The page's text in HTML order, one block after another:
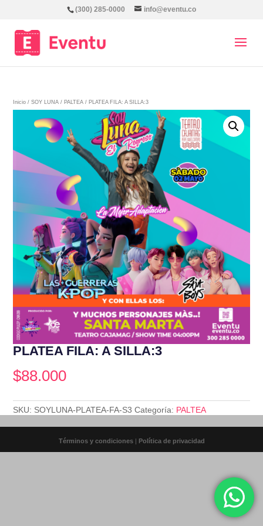
(300) 285-0000 info@eventu.co
Inicio /SOY LUNA / PALTEA / PLATEA FILA: A SILLA:3
PLATEA FILA: A SILLA:3
$88.000
SKU: SOYLUNA-PLATEA-FA-S3 Categoría: PALTEA
Términos y condiciones | Política de privacidad